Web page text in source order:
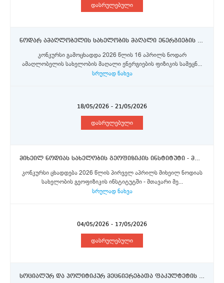
დასრულებული
ნოდარ ამაღლობელის სახელობის მაღალი ენერგიების ფიზიკის სამეცნიერო - კვლევითი ინსტიტუტი - მეცნიერი თანამშრომელი
კონკურსი გამოცხადდა 2026 წლის 16 აპრილს ნოდარ
ამაღლობელის სახელობის მაღალი ენერგიების ფიზიკის სამეცნ...
სრულად ნახვა
18/05/2026 - 21/05/2026
დასრულებული
მიხეილ ნოდიას სახელობის გეოფიზიკის ინსტიტუტი - მთავარი მეცნიერი თანამშრომელი, უფროსი მეცნიერი თანამშრომელის და მეცნიერი თანამშრომლები
კონკურსი ცხადდება 2026 წლის პირველ აპრილს მიხეილ ნოდიას
სახელობის გეოფიზიკის ინსტიტუტში - მთავარი მე...
სრულად ნახვა
04/05/2026 - 17/05/2026
დასრულებული
სოციალურ და პოლიტიკურ მეცნიერებათა ფაკულტეტის მულტიმედია ცენტრი - უფროსი სპეციალისტი